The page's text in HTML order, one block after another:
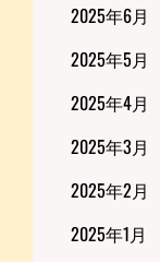
2025年6月
2025年5月
2025年4月
2025年3月
2025年2月
2025年1月